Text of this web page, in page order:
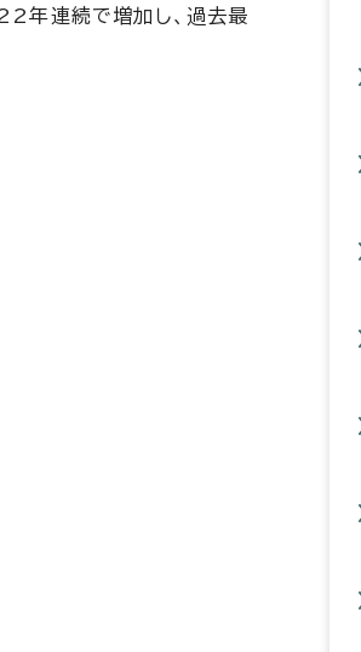
年連続で増加し、過去最